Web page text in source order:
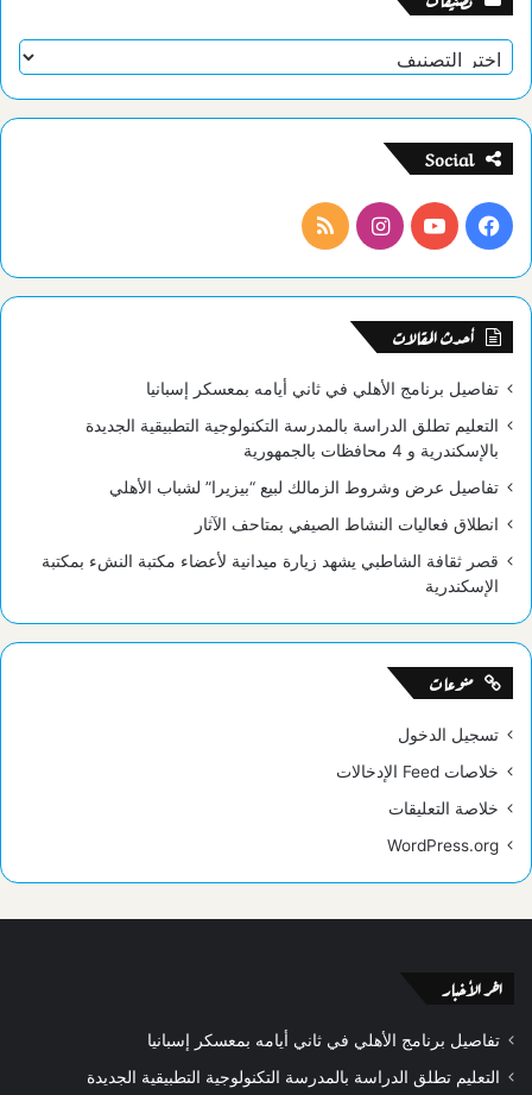
تصنيفات
Social
فيسبوكيوتيوبانستقرامملخص
الموقع
أحدث المقالات
تفاصيل برنامج الأهلي في ثاني أيامه بمعسكر إسبانيا
التعليم تطلق الدراسة بالمدرسة التكنولوجية التطبيقية الجديدة
بالإسكندرية و 4 محافظات بالجمهورية
تفاصيل عرض وشروط الزمالك لبيع “بيزيرا” لشباب الأهلي
انطلاق فعاليات النشاط الصيفي بمتاحف الآثار
قصر ثقافة الشاطبي يشهد زيارة ميدانية لأعضاء مكتبة النشء بمكتبة
الإسكندرية
منوعات
تسجيل الدخول
خلاصات Feed الإدخالات
خلاصة التعليقات
WordPress.org
اخر الأخبار
تفاصيل برنامج الأهلي في ثاني أيامه بمعسكر إسبانيا
التعليم تطلق الدراسة بالمدرسة التكنولوجية التطبيقية الجديدة